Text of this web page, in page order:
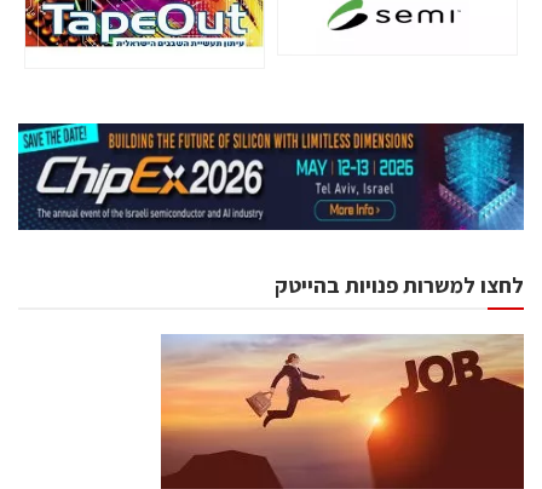
לחצו למשרות פנויות בהייטק